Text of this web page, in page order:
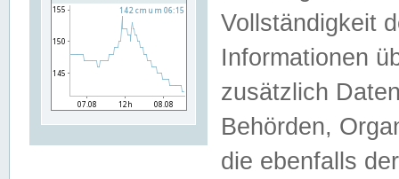
Vollständigkeit
Informationen
zusätzlich
Behörden,
die ebenfalls